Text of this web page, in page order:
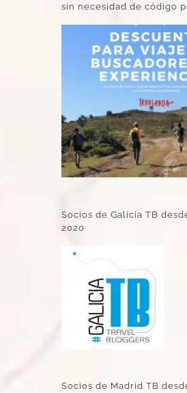
sin necesidad de código
Socios de Galicia TB
2020
Socios de Madrid TB